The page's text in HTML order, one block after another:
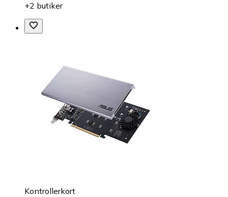
+2 butiker
Kontrollerkort